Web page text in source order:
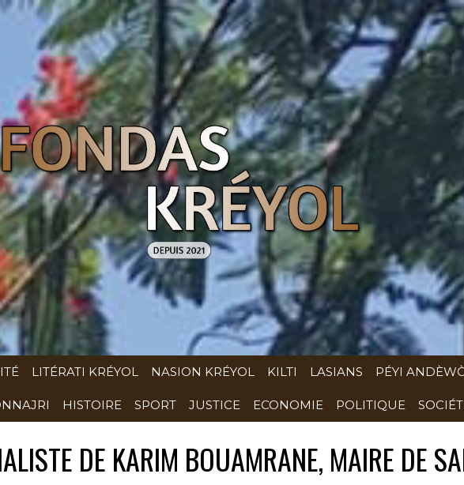
LITÉRATI KRÉYOL NASION KRÉYOL KILTI LASIANS PÉYI
HISTOIRE SPORT JUSTICE ECONOMIE POLITIQUE
DE KARIM BOUAMRANE, MAIRE DE